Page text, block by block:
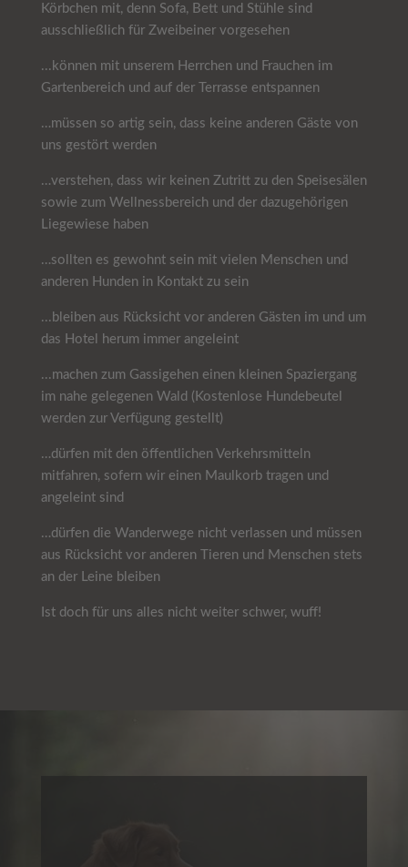
Körbchen mit, denn Sofa, Bett und Stühle sind
ausschließlich für Zweibeiner vorgesehen
...können mit unserem Herrchen und Frauchen im
Gartenbereich und auf der Terrasse entspannen
…müssen so artig sein, dass keine anderen Gäste von
uns gestört werden
…verstehen, dass wir keinen Zutritt zu den Speisesälen
sowie zum Wellnessbereich und der dazugehörigen
Liegewiese haben
…sollten es gewohnt sein mit vielen Menschen und
anderen Hunden in Kontakt zu sein
...bleiben aus Rücksicht vor anderen Gästen im und um
das Hotel herum immer angeleint
...machen zum Gassigehen einen kleinen Spaziergang
im nahe gelegenen Wald (Kostenlose Hundebeutel
werden zur Verfügung gestellt)
…dürfen mit den öffentlichen Verkehrsmitteln
mitfahren, sofern wir einen Maulkorb tragen und
angeleint sind
…dürfen die Wanderwege nicht verlassen und müssen
aus Rücksicht vor anderen Tieren und Menschen stets
an der Leine bleiben
Ist doch für uns alles nicht weiter schwer, wuff!